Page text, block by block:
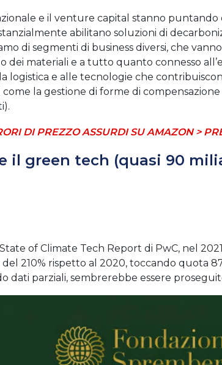
e il venture capital stanno puntando
abilitano soluzioni di
di segmenti di business diversi, che
dei materiali e a tutto quanto connesso
logistica e alle tecnologie che
la gestione di forme di
DI PREZZO ASSURDI SU AMAZON >
il green tech (quasi 90
of Climate Tech Report di PwC, nel
210% rispetto al 2020, toccando quota
dati parziali, sembrerebbe essere